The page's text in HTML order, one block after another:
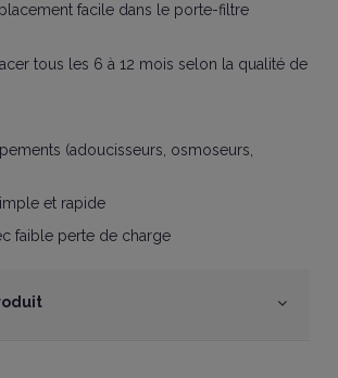
facile dans le porte-filtre
tous les 6 à 12 mois selon la qualité de
(adoucisseurs, osmoseurs,
et rapide
faible perte de charge